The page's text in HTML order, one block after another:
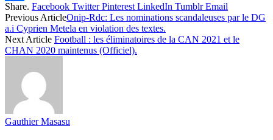
Share
Share. Facebook Twitter Pinterest LinkedIn Tumblr Email
Previous ArticleOnip-Rdc: Les nominations scandaleuses par le DG
a.i Cyprien Metela en violation des textes.
Next Article Football : les éliminatoires de la CAN 2021 et le
CHAN 2020 maintenus (Officiel).
Gauthier Masasu